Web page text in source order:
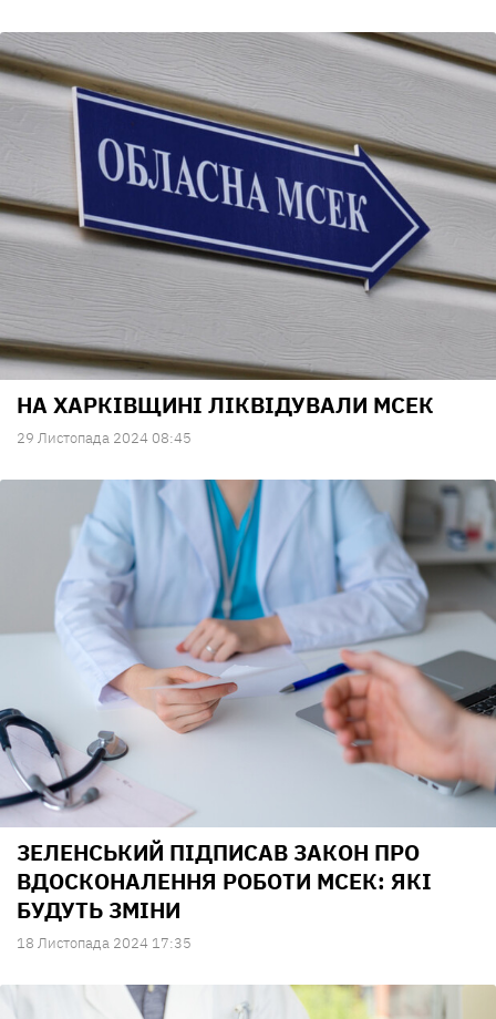
НА ХАРКІВЩИНІ ЛІКВІДУВАЛИ МСЕК
29 Листопада 2024 08:45
ЗЕЛЕНСЬКИЙ ПІДПИСАВ ЗАКОН ПРО
ВДОСКОНАЛЕННЯ РОБОТИ МСЕК: ЯКІ
БУДУТЬ ЗМІНИ
18 Листопада 2024 17:35